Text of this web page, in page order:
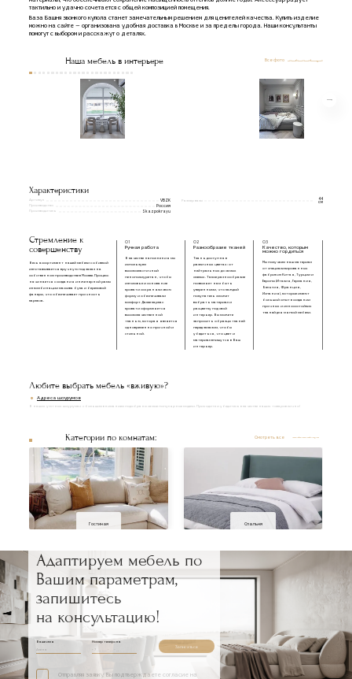
тактильно и удачно сочетается с общей композицией помещения.
Ваза Башня звонкого купола станет замечательным решением для ценителей качества. Купить изделие
можно на сайте — организована удобная доставка в Москве и за пределы города. Наши консультанты
помогут с выбором и расскажут о деталях.
Наша мебель в интерьере Все фото
Характеристики
Артикул
VBZK
Производство
Россия
Производитель
Skazpokrayu
Размер вазы
44
см
Стремление к
совершенству
Весь ассортимент нашей мебели с обивкой
изготавливается вручную под заказ на
собственном производстве в Москве. Процесс
начинается с создания инженерной рамы
из комбинации массива бука и березовой
фанеры, что обеспечивает прочность
каркаса.
01
Ручная работа
В качестве наполнения мы
используем
высокоэластичный
пенополиуретан, чтобы
изголовье и основание
кровати сохраняли свою
форму и обеспечивали
комфорт. Далее каркас
кровати оформляется
высококачественной
тканью, которая является
одновременно прочной и
стильной.
02
Разнообразие тканей
Ткань доступна в
различных цветах: от
нейтральных до самых
смелых. Такое разнообразие
позволяет нам быть
уверенными, что каждый
покупатель сможет
выбрать материал и
расцветку под свой
интерьер. Вы можете
запросить образцы тканей
перед заказом, чтобы
убедиться, что цвет и
материал впишутся в Ваш
интерьер.
03
Качество, которым
можно гордиться
Мы получаем наш материал
от специализированных
фабрик из Китая, Турции и
Европы (Италия, Германия,
Бельгия, Франция,
Испания), которые имеют
большой опыт в создании
прочных и износостойких
тканей для мягкой мебели.
Любите выбрать мебель «вживую»?
Адреса шоурумов
В наших уютных шоурумах с большим вниманием подобраны самые популярные модели. Приходите и убедитесь в качестве наших товаров лично!
Категории по комнатам: Смотреть все
Гостиная Спальня
Адаптируем мебель по
Вашим параметрам,
запишитесь
на консультацию!
Ваше имя Номер телефона
Записаться
Отправляя заявку, Вы подтверждаете согласие на